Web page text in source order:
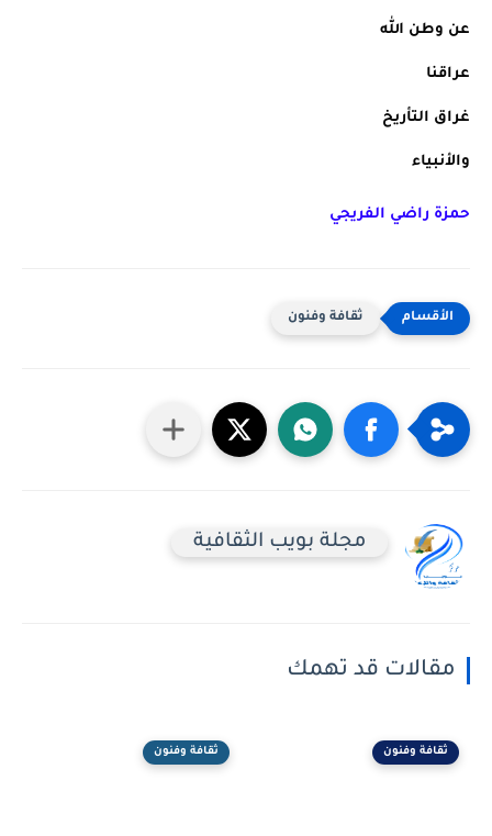
عن وطن الله
عراقنا
غراق التأريخ
والأنبياء
حمزة راضي الفريجي
ثقافة وفنون
مجلة بويب الثقافية
مقالات قد تهمك
ثقافة وفنون ثقافة وفنون